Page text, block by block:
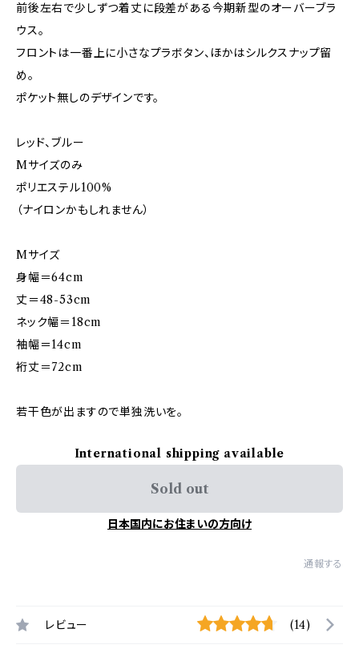
前後左右で少しずつ着丈に段差がある今期新型のオーバーブラ
ウス。
フロントは一番上に小さなプラボタン、ほかはシルクスナップ留
め。
ポケット無しのデザインです。
レッド、ブルー
Mサイズのみ
ポリエステル100%
（ナイロンかもしれません）
Mサイズ
身幅＝64cm
丈＝48-53cm
ネック幅＝18cm
袖幅＝14cm
裄丈＝72cm
若干色が出ますので単独洗いを。
International shipping available
Sold out
日本国内にお住まいの方向け
通報する
レビュー (14)